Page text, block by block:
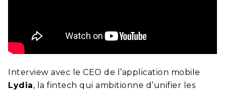
Interview avec le CEO de l’application mobile
Lydia, la fintech qui ambitionne d’unifier les